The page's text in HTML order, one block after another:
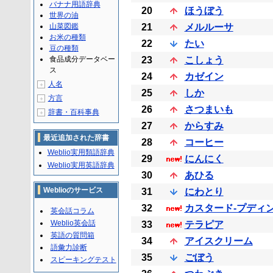
20
ほうぼう
21
メルルーサ
22
たい
23
こしょう
24
カゼイン
25
しか
26
さつまいも
27
からすみ
28
コーヒー
29
にんにく
30
あひる
31
にわとり
32
カスタード-プディ
33
テラピア
34
アイスクリーム
35
ごぼう
バナナ用語辞典
世界の油
山菜図鑑
お米の種類
豆の種類
食品成分データベー
ス
＋ 人名
＋ 方言
＋ 辞書・百科事典
最近追加された辞書
Weblio実用類語辞典
Weblio実用英語辞典
Weblioのサービス
英会話コラム
Weblio英会話
英語の質問箱
語彙力診断
スピーキングテスト